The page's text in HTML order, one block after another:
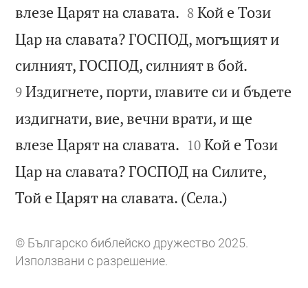
влезе Царят на славата. 

8 Кой е Този
Цар на славата? ГОСПОД, могъщият и
силният, ГОСПОД, силният в бой.
9 Издигнете, порти, главите си и бъдете
издигнати, вие, вечни врати, и ще
влезе Царят на славата. 

10 Кой е Този
Цар на славата? ГОСПОД на Силите,
Той е Царят на славата. (Села.)
© Българско библейско дружество 2025.
Използвани с разрешение.